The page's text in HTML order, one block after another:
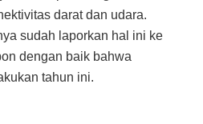
darat dan udara.
sudah laporkan hal ini ke
dengan baik bahwa
tahun ini.